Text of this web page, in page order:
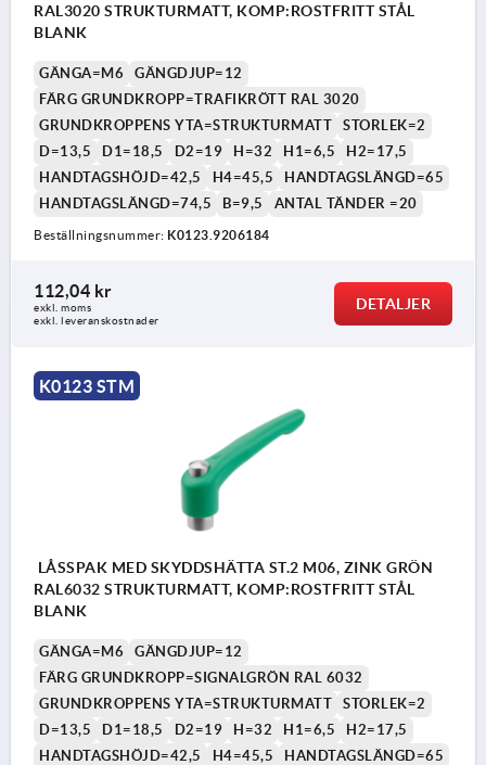
RAL3020 STRUKTURMATT, KOMP:ROSTFRITT STÅL
BLANK
GÄNGA=M6
GÄNGDJUP=12
FÄRG GRUNDKROPP=TRAFIKRÖTT RAL 3020
GRUNDKROPPENS YTA=STRUKTURMATT
STORLEK=2
D=13,5
D1=18,5 D2=19 H=32 H1=6,5
H2=17,5
HANDTAGSHÖJD=42,5
H4=45,5
HANDTAGSLÄNGD=65
HANDTAGSLÄNGD=74,5
B=9,5 ANTAL TÄNDER =20
Beställningsnummer: K0123.9206184
112,04 kr
exkl. moms
exkl. leveranskostnader
DETALJER
K0123 STM
LÅSSPAK MED SKYDDSHÄTTA ST.2 M06, ZINK GRÖN
RAL6032 STRUKTURMATT, KOMP:ROSTFRITT STÅL
BLANK
GÄNGA=M6
GÄNGDJUP=12
FÄRG GRUNDKROPP=SIGNALGRÖN RAL 6032
GRUNDKROPPENS YTA=STRUKTURMATT
STORLEK=2
D=13,5
D1=18,5 D2=19 H=32 H1=6,5
H2=17,5
HANDTAGSHÖJD=42,5
H4=45,5
HANDTAGSLÄNGD=65